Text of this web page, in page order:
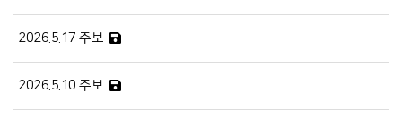
2026.5.17 주보
2026.5.10 주보